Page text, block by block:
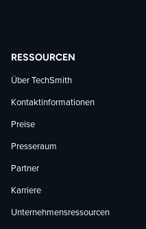
RESSOURCEN
Über TechSmith
Kontaktinformationen
Preise
Presseraum
Partner
Karriere
Unternehmensressourcen